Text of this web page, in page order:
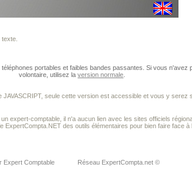
portables et faibles bandes passantes. Si vous
volontaire, utilisez laversion normale
seule cette version est accessible et vous y serez
expert-comptable, il n'a aucun lien avec les sites officiels
ExpertCompta.NET des outils élémentaires pour bien faire face
Expert Comptable Réseau ExpertCompta.net ©